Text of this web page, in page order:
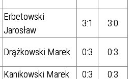
Erbetowski
Jarosław
3:1 3:0
Drążkowski Marek 0:3
0:3
Kanikowski Marek 0:3 0:3